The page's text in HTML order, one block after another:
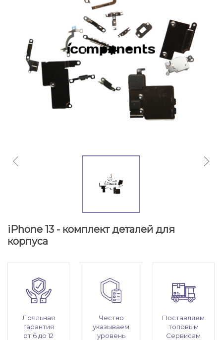
iPhone 13 - комплект деталей для
корпуса
Лояльная
гарантия
от 6 до 12
Честно
указываем
уровень
Поставляем
топовым
Сервисам